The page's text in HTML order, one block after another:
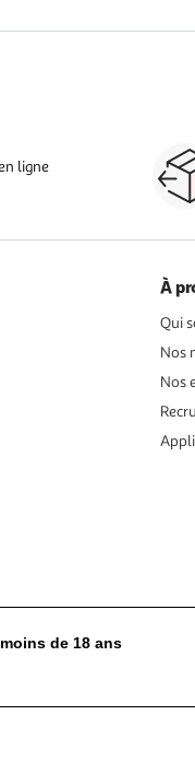
ligne
À
Qui
Nos
Nos
de 18 ans